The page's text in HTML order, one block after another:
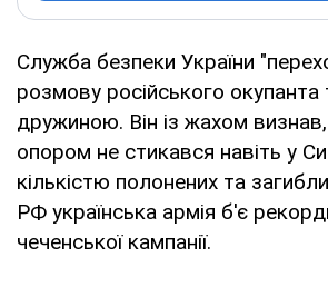
Служба безпеки України
розмову російського окупанта
дружиною. Він із жахом
опором не стикався навіть у
кількістю полонених та
РФ українська армія б'є
чеченської кампанії.